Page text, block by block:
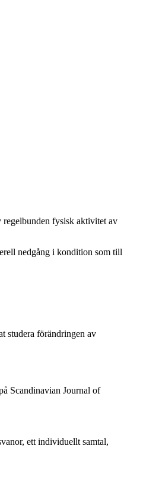
regelbunden fysisk aktivitet av
nedgång i kondition som till
studera förändringen av
Scandinavian Journal of
ett individuellt samtal,